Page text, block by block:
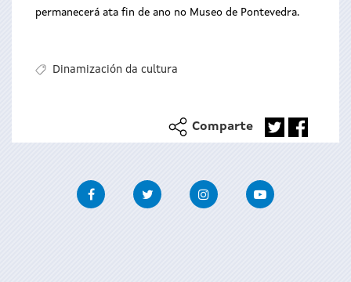
permanecerá ata fin de ano no Museo de Pontevedra.
Dinamización da cultura
Comparte
FacebookTwitter InstagramYoutube